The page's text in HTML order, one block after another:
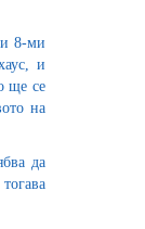
и 8-ми
и
ще се
на
да